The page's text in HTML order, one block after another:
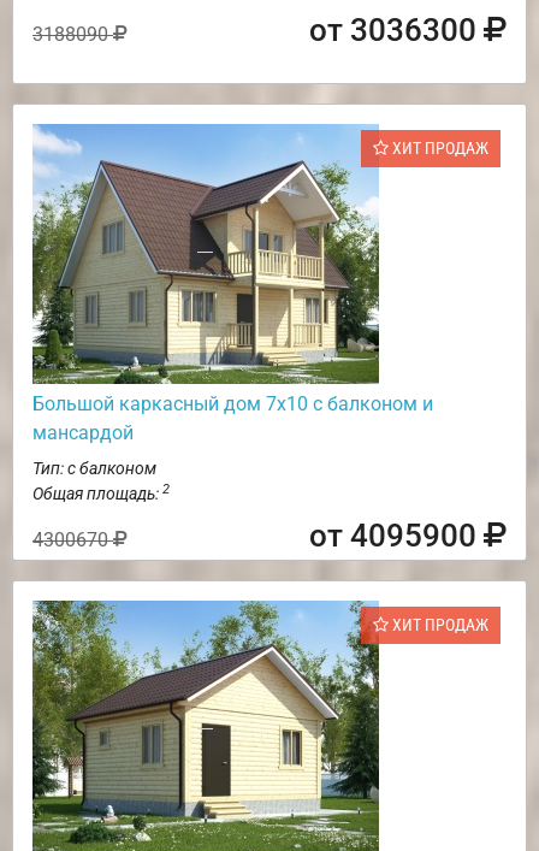
3188090 от 3036300
ХИТ ПРОДАЖ
Большой каркасный дом 7х10 с балконом и
мансардой
Тип: с балконом
Общая площадь: 2
4300670 от 4095900
ХИТ ПРОДАЖ